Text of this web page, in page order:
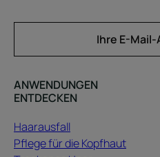
Ihre E-
ANWENDUNGEN
ENTDECKEN
Haarausfall
Pflege für die Kopfhaut